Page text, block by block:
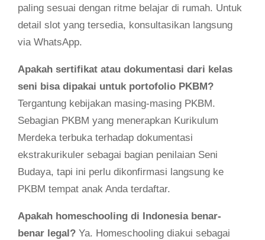
paling sesuai dengan ritme belajar di rumah. Untuk
detail slot yang tersedia, konsultasikan langsung
via WhatsApp.
Apakah sertifikat atau dokumentasi dari kelas
seni bisa dipakai untuk portofolio PKBM?
Tergantung kebijakan masing-masing PKBM.
Sebagian PKBM yang menerapkan Kurikulum
Merdeka terbuka terhadap dokumentasi
ekstrakurikuler sebagai bagian penilaian Seni
Budaya, tapi ini perlu dikonfirmasi langsung ke
PKBM tempat anak Anda terdaftar.
Apakah homeschooling di Indonesia benar-
benar legal? Ya. Homeschooling diakui sebagai